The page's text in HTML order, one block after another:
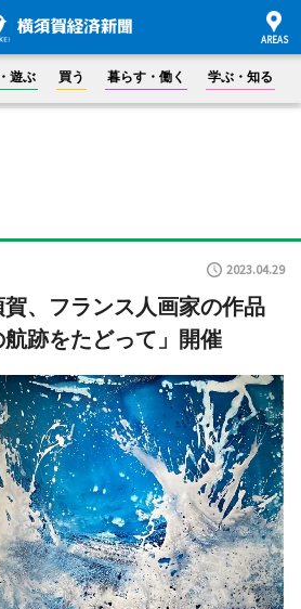
遊ぶ 買う 暮らす・働く 学ぶ・知る
2023.04.29
、フランス人画家の作品
跡をたどって」開催